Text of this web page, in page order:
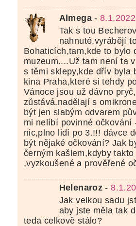
Almega-
Tak s tou
nahnuté,vyrábějí
Bohaticích,tam,kde to bylo
muzeum....Už tam není ta
s těmi sklepy,kde dřív byla
kina Praha,které si tehdy
Vánoce jsou už dávno
zůstává.nadělají s
být jen slabým odvarem
mi nelíbí povinné očkování
nic,plno lidí po 3.!!! dávce
být nějaké očkování? Jak
černým kašlem,kdyby
,vyzkoušené a prověřené
Helenaroz -
Jak velkou sadu
aby jste měla tak
teda celkově stálo?